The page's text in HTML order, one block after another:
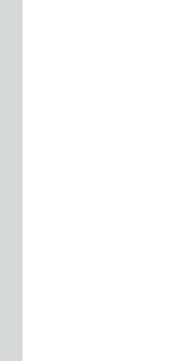
мощи
Богу и
Можно
человека – и
«Свеча
именем (или